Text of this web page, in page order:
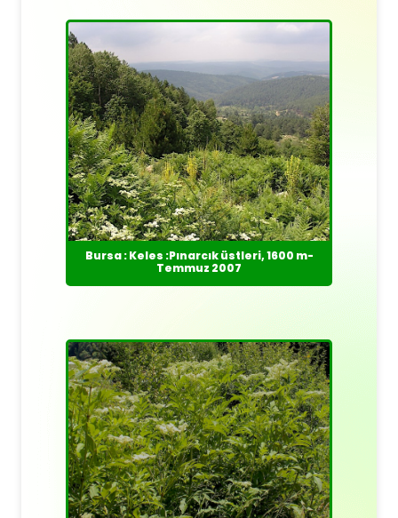
Bursa : Keles :Pınarcık üstleri, 1600 m-
Temmuz 2007